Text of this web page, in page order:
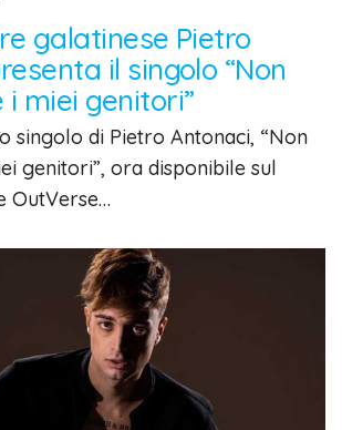
galatinese Pietro
il singolo “Non
i miei genitori”
singolo di Pietro Antonaci, “Non
genitori”, ora disponibile sul
OutVerse…